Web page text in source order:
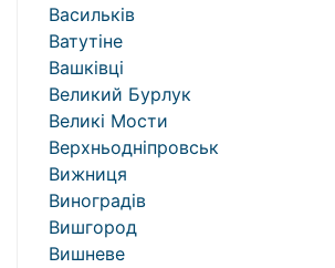
Васильків
Ватутіне
Вашківці
Великий Бурлук
Великі Мости
Верхньодніпровськ
Вижниця
Виноградів
Вишгород
Вишневе